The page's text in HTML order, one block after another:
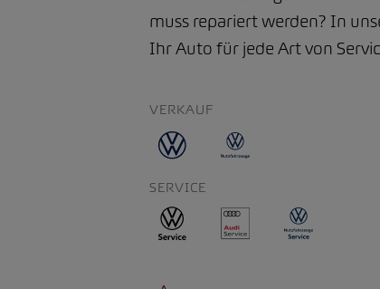
muss repariert werden? In
Ihr Auto für jede Art von
VERKAUF
SERVICE